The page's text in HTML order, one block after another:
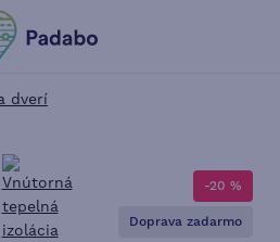
-20 %
Doprava zadarmo